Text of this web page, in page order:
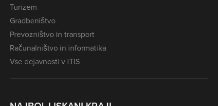
Turizem
Gradbeništvo
Prevozništvo in transport
Računalništvo in informatika
Vse dejavnosti v iTIS